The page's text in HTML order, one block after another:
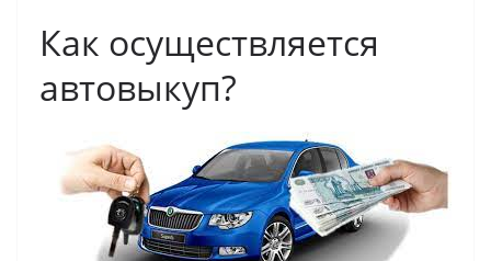
Как осуществляется
автовыкуп?